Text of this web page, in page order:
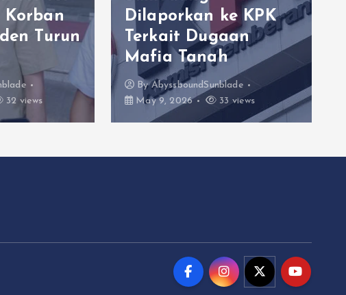
Korban
Turun
32 views
Dilaporkan ke KPK
Terkait Dugaan
Mafia Tanah
ByAbyssboundSunblade
May 9, 2026
33 views